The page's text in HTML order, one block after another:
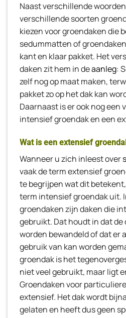
Naast verschillende
verschillende soorten
kiezen voor groendaken die
sedummatten of
kant en klaar pakket. Het
daken zit hem in deaanleg:
zelf nog op maat maken,
pakket zo op het dak kan
Daarnaast is er ook nog een
intensief groendak en een
Wat is een extensief
Wanneer u zich inleest over
vaak de term extensief
te begrijpen wat dit
term intensief groendak uit.
groendaken zijn daken die
gebruikt. Dat houdt in dat de
worden bewandeld of dat er
gebruik van kan worden
groendak is het
niet veel gebruikt, maar ligt
Groendaken voor
extensief. Het dak wordt
gelaten en heeft dus geen